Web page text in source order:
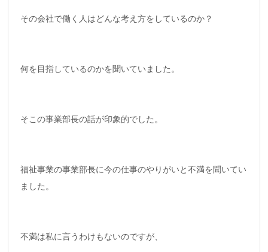
その会社で働く人はどんな考え方をしているのか？
何を目指しているのかを聞いていました。
そこの事業部長の話が印象的でした。
福祉事業の事業部長に今の仕事のやりがいと不満を聞いてい
ました。
不満は私に言うわけもないのですが、